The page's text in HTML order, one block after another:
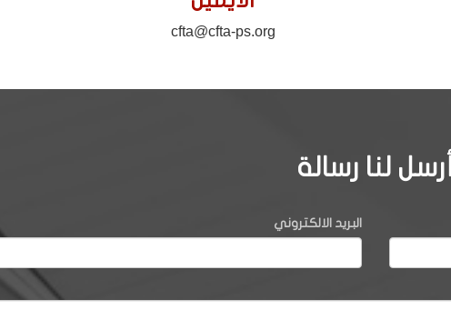
cfta@cfta-ps.org
أرسل لنا رسالة
البريد الالكتروني